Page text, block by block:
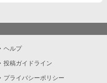
ヘルプ
投稿ガイドライン
プライバシーポリシー